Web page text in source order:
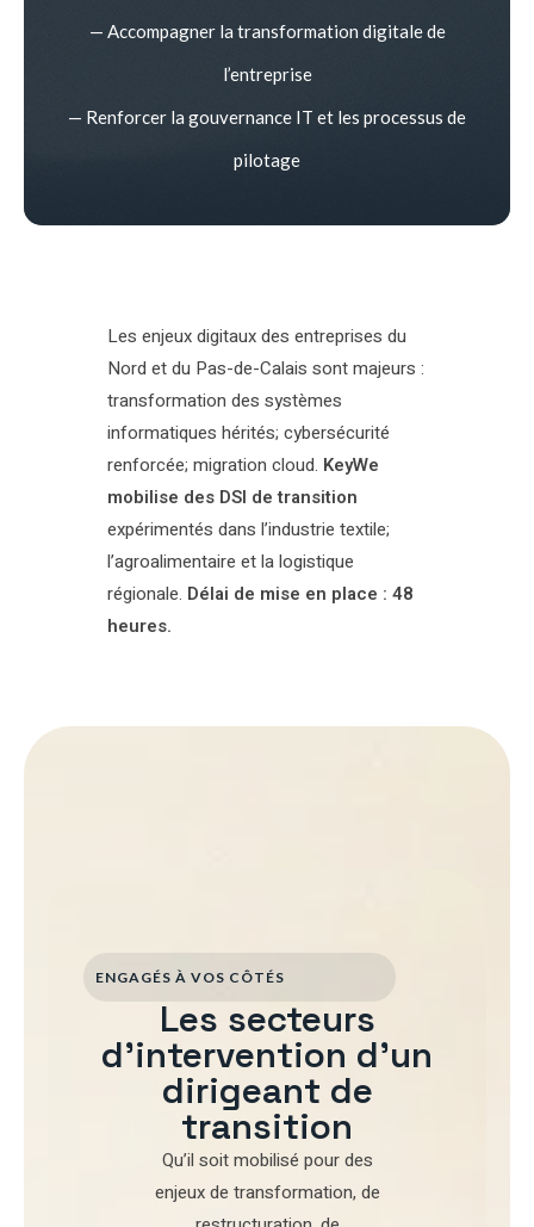
— Accompagner la transformation digitale de
l’entreprise
— Renforcer la gouvernance IT et les processus de
pilotage
Les enjeux digitaux des entreprises du
Nord et du Pas-de-Calais sont majeurs :
transformation des systèmes
informatiques hérités; cybersécurité
renforcée; migration cloud. KeyWe
mobilise des DSI de transition
expérimentés dans l’industrie textile;
l’agroalimentaire et la logistique
régionale. Délai de mise en place : 48
heures.
ENGAGÉS À VOS CÔTÉS
Les secteurs
d'intervention d'un
dirigeant de
transition
Qu’il soit mobilisé pourdes
enjeux de transformation, de